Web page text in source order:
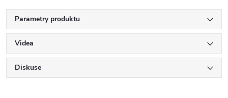
Parametry produktu
Videa
Diskuse